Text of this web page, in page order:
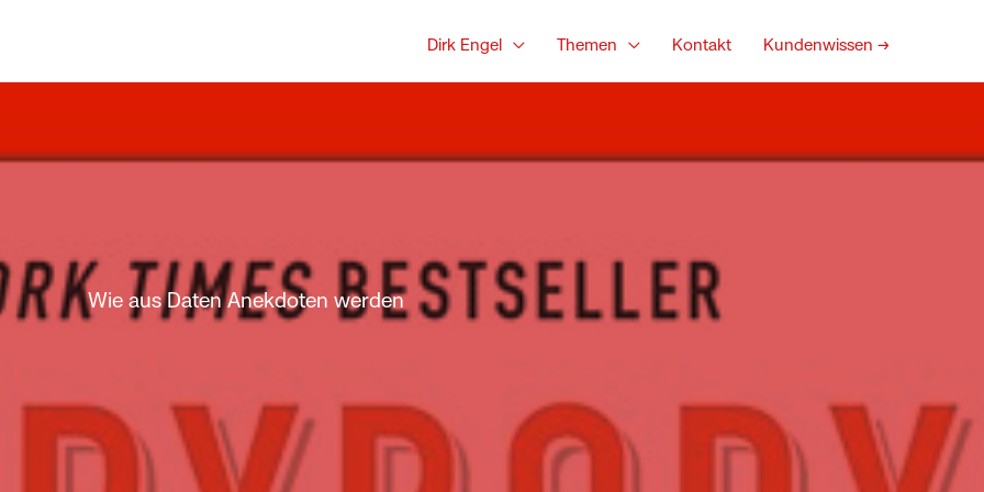
Dirk Engel Themen Kontakt Kundenwissen →
Wie aus Daten Anekdoten werden